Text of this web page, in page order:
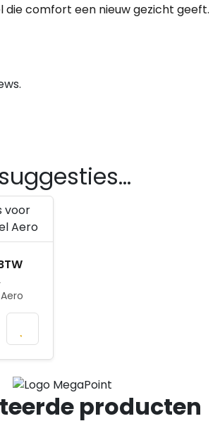
die comfort een nieuw gezicht geeft.
producten